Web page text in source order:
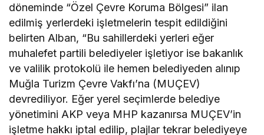
döneminde “Özel Çevre Koruma Bölgesi” ilan
edilmiş yerlerdeki işletmelerin tespit edildiğini
belirten Alban, “Bu sahillerdeki yerleri eğer
muhalefet partili belediyeler işletiyor ise bakanlık
ve valilik protokolü ile hemen belediyeden alınıp
Muğla Turizm Çevre Vakfı’na (MUÇEV)
devrediliyor. Eğer yerel seçimlerde belediye
yönetimini AKP veya MHP kazanırsa MUÇEV’in
işletme hakkı iptal edilip, plajlar tekrar belediyeye